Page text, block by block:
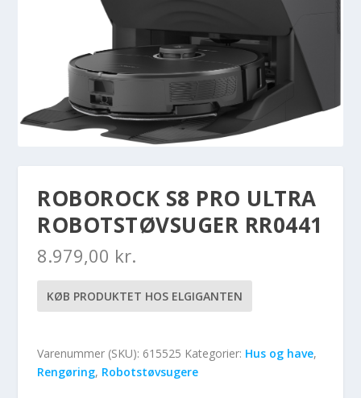
ROBOROCK S8 PRO ULTRA
ROBOTSTØVSUGER RR0441
8.979,00 kr.
KØB PRODUKTET HOS ELGIGANTEN
Varenummer (SKU): 615525 Kategorier: Hus og have,
Rengøring, Robotstøvsugere